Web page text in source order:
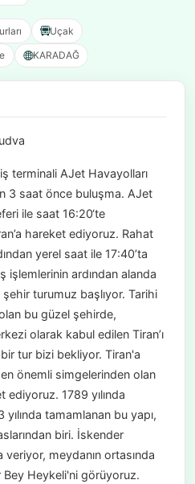
Uçak
KARADAĞ
terminali AJet Havayolları
3 saat önce buluşma. AJet
ile saat 16:20‘te
hareket ediyoruz. Rahat
yerel saat ile 17:40’ta
işlemlerinin ardından alanda
şehir turumuz başlıyor. Tarihi
bu güzel şehirde,
olarak kabul edilen Tiran’ı
tur bizi bekliyor. Tiran'a
en önemli simgelerinden olan
ediyoruz. 1789 yılında
tamamlanan bu yapı,
biri. İskender
veriyor, meydanın ortasında
Heykeli'ni görüyoruz.